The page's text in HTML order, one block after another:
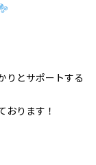
りとサポートする
おります！